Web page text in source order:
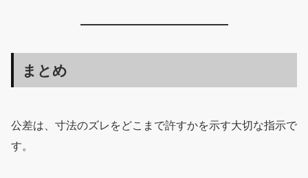
まとめ
公差は、寸法のズレをどこまで許すかを示す大切な指示で
す。